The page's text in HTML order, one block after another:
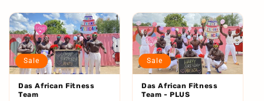
Sale
Das African Fitness
Team
Sale
Das African Fitness
Team - PLUS